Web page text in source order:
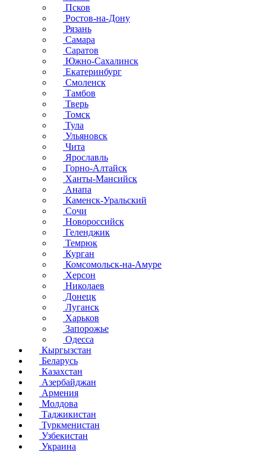
Псков
Ростов-на-Дону
Рязань
Самара
Саратов
Южно-Сахалинск
Екатеринбург
Смоленск
Тамбов
Тверь
Томск
Тула
Ульяновск
Чита
Ярославль
Горно-Алтайск
Ханты-Мансийск
Анапа
Каменск-Уральский
Сочи
Новороссийск
Геленджик
Темрюк
Курган
Комсомольск-на-Амуре
Херсон
Николаев
Донецк
Луганск
Харьков
Запорожье
Одесса
Кыргызстан
Беларусь
Казахстан
Азербайджан
Армения
Молдова
Таджикистан
Туркменистан
Узбекистан
Украина